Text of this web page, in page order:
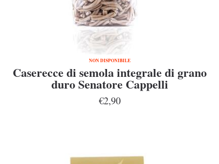
NON DISPONIBILE
Caserecce di semola integrale di grano
duro Senatore Cappelli
€2,90